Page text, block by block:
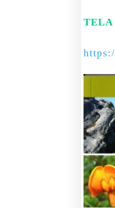
TELA